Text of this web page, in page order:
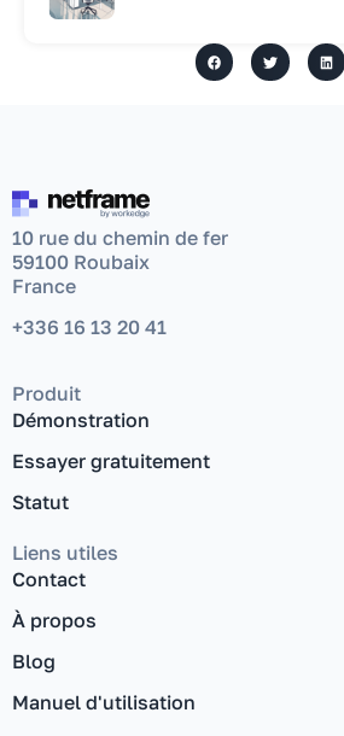
10 rue du chemin de fer
59100 Roubaix
France
+336 16 13 20 41
Produit
Démonstration
Essayer gratuitement
Statut
Liens utiles
Contact
À propos
Blog
Manuel d'utilisation